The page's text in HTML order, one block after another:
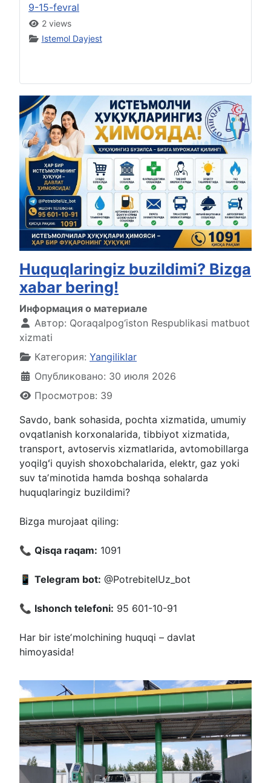
9-15-fevral
2 views
Istemol Dayjest
Huquqlaringiz buzildimi? Bizga
xabar bering!
Информация о материале
Автор: Qoraqalpog‘iston Respublikasi matbuot
xizmati
Категория: Yangiliklar
Опубликовано: 30 июля 2026
Просмотров: 39
Savdo, bank sohasida, pochta xizmatida, umumiy
ovqatlanish korxonalarida, tibbiyot xizmatida,
transport, avtoservis xizmatlarida, avtomobillarga
yoqilgʻi quyish shoxobchalarida, elektr, gaz yoki
suv taʼminotida hamda boshqa sohalarda
huquqlaringiz buzildimi?
Bizga murojaat qiling:
📞 Qisqa raqam: 1091
📱 Telegram bot: @PotrebitelUz_bot
📞 Ishonch telefoni: 95 601-10-91
Har bir isteʼmolchining huquqi – davlat
himoyasida!